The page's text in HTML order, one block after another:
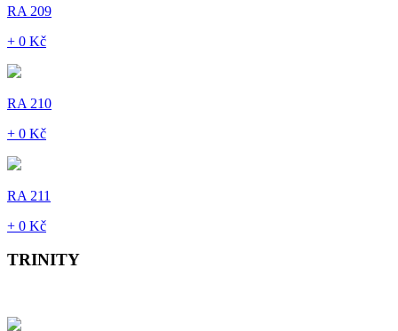
RA 209
+ 0 Kč
RA 210
+ 0 Kč
RA 211
+ 0 Kč
TRINITY